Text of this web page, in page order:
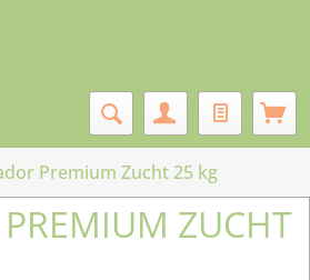
Premium Zucht 25 kg
ZUCHT